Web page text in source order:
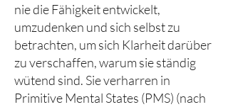
nie die Fähigkeit entwickelt,
umzudenken und sich selbst zu
betrachten, um sich Klarheit darüber
zu verschaffen, warum sie ständig
wütend sind. Sie verharren in
Primitive Mental States (PMS) (nach